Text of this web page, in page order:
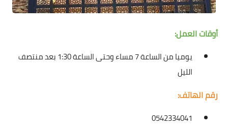
أوقات العمل:
يوميا من الساعة 7 مساء وحتى الساعة 1:30 بعد منتصف
الليل
رقم الهاتف:
0542334041